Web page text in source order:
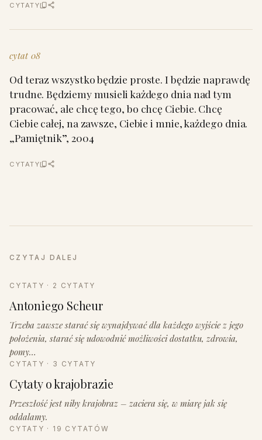
CYTATY
cytat 08
Od teraz wszystko będzie proste. I będzie naprawdę
trudne. Będziemy musieli każdego dnia nad tym
pracować, ale chcę tego, bo chcę Ciebie. Chcę
Ciebie całej, na zawsze, Ciebie i mnie, każdego dnia.
„Pamiętnik”, 2004
CYTATY
CZYTAJ DALEJ
CYTATY · 2 CYTATY
Antoniego Scheur
Trzeba zawsze starać się wynajdywać dla każdego wyjście z jego
położenia, starać się udowodnić możliwości dostatku, zdrowia,
pomy…
CYTATY · 3 CYTATY
Cytaty o krajobrazie
Przeszłość jest niby krajobraz – zaciera się, w miarę jak się
oddalamy.
CYTATY · 19 CYTATÓW